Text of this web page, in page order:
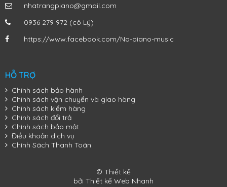
nhatrangpiano@gmail.com
0936 279 972 (cô Lý)
https://www.facebook.com/Na-piano-music
HỖ TRỢ
Chính sách bảo hành
Chính sách vận chuyển và giao hàng
Chính sách kiểm hàng
Chính sách đổi trả
Chính sách bảo mật
Điều khoản dịch vụ
Chính Sách Thanh Toán
© Thiết kế
bởi Thiết kế Web Nhanh